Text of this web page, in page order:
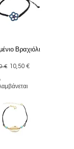
Βραχιόλι
τιμή
€ Τιμή Έκπτωσης
10,50 €